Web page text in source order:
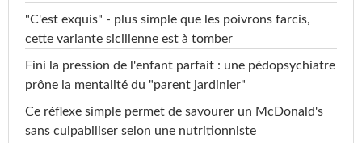
"C'est exquis" - plus simple que les poivrons farcis,
cette variante sicilienne est à tomber
Fini la pression de l'enfant parfait : une pédopsychiatre
prône la mentalité du "parent jardinier"
Ce réflexe simple permet de savourer un McDonald's
sans culpabiliser selon une nutritionniste